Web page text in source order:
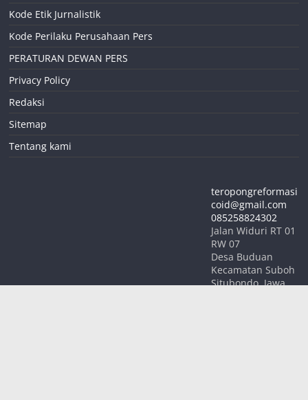
Kode Etik Jurnalistik
Kode Perilaku Perusahaan Pers
PERATURAN DEWAN PERS
Privacy Policy
Redaksi
Sitemap
Tentang kami
teropongreformasi
coid@gmail.com
085258824302
Jalan Widuri RT 01
RW 07
Desa Buduan
Kecamatan Suboh
Situbondo,Jawa